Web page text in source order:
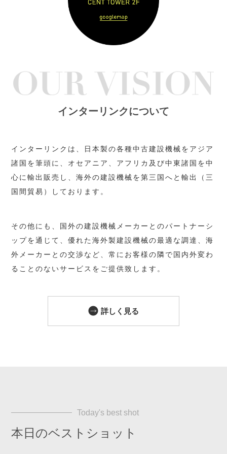
インターリンクについて
インターリンクは、日本製の各種中古建設機械をアジア
諸国を筆頭に、 オセアニア、アフリカ及び中東諸国を中
心に輸出販売し、海外の建設機械を第三国へと輸出（三
国間貿易）しております。
その他にも、国外の建設機械メーカーとのパートナーシ
ップを通じて、優れた海外製建設機械の最適な調達、海
外メーカーとの交渉など、常にお客様の隣で国内外変わ
ることのないサービスをご提供致します。
詳しく見る
Today's best shot
本日のベストショット